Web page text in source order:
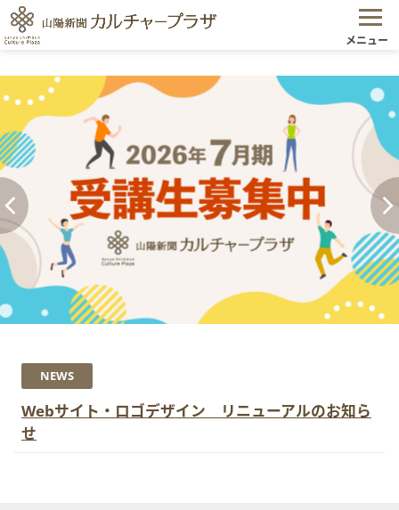
メニュー
NEWS
Webサイト・ロゴデザイン リニューアルのお知ら
せ